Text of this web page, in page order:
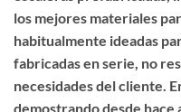
los mejores materiales
habitualmente ideadas
fabricadas en serie, no
necesidades del cliente.
demostrando desde hace